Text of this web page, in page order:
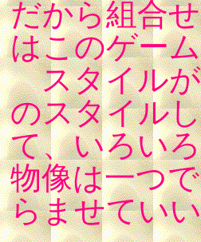
だから組合
はこのゲー
スタイルが
のスタイル
て、いろい
物像は一つ
らませてい